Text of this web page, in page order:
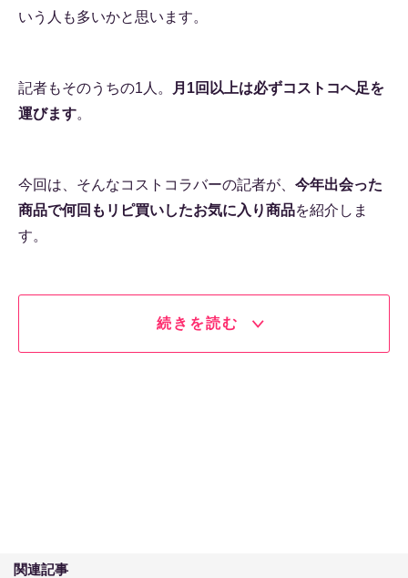
いう人も多いかと思います。
記者もそのうちの1人。
月1回以上は必ずコストコへ足を
運びます。
今回は、そんなコストコラバーの記者が、 今年出会った
商品で何回もリピ買いしたお気に入り商品を紹介しま
す。
続きを読む
関連記事